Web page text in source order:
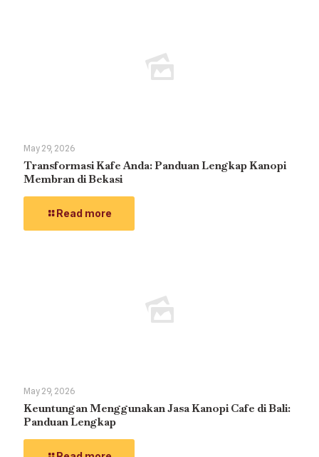
May 29, 2026
Transformasi Kafe Anda: Panduan Lengkap Kanopi
Membran di Bekasi
Read more
May 29, 2026
Keuntungan Menggunakan Jasa Kanopi Cafe di Bali:
Panduan Lengkap